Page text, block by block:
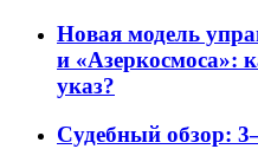
Новая модель
и «Азеркосмоса»:
указ?
Судебный обзор: